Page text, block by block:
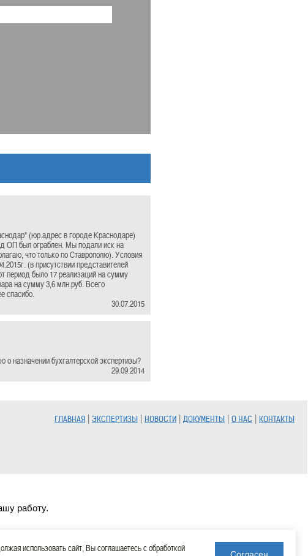
(юр.адрес в городе Краснодаре)
ОП был ограблен. Мы подали иск на
что только по Ставрополю). Условия
(в присутствии представителей
период было 17 реализаций на сумму
на сумму 3,6 млн.руб. Всего
спасибо.
30.07.2015
назначении бухгалтерской экспертизы?
29.09.2014
ГЛАВНАЯ | ЭКСПЕРТИЗЫ | НОВОСТИ | ДОКУМЕНТЫ | О НАС | КОНТАКТЫ
работу.
использовать сайт, Вы соглашаетесь с обработкой